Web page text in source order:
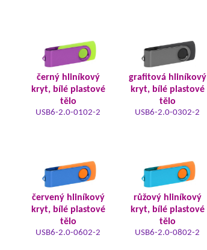
černý hliníkový
kryt, bílé plastové
tělo
USB6-2.0-0102-2
grafitová hliníkový
kryt, bílé plastové
tělo
USB6-2.0-0302-2
červený hliníkový
kryt, bílé plastové
tělo
USB6-2.0-0602-2
růžový hliníkový
kryt, bílé plastové
tělo
USB6-2.0-0802-2